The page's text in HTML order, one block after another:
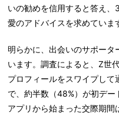
いの勧めを信用すると答え
愛のアドバイスを求めていま
明らかに、出会いのサポー
います。調査によると、Z世
プロフィールをスワイプして
で、約半数（48%）が初デ
アプリから始まった交際期間